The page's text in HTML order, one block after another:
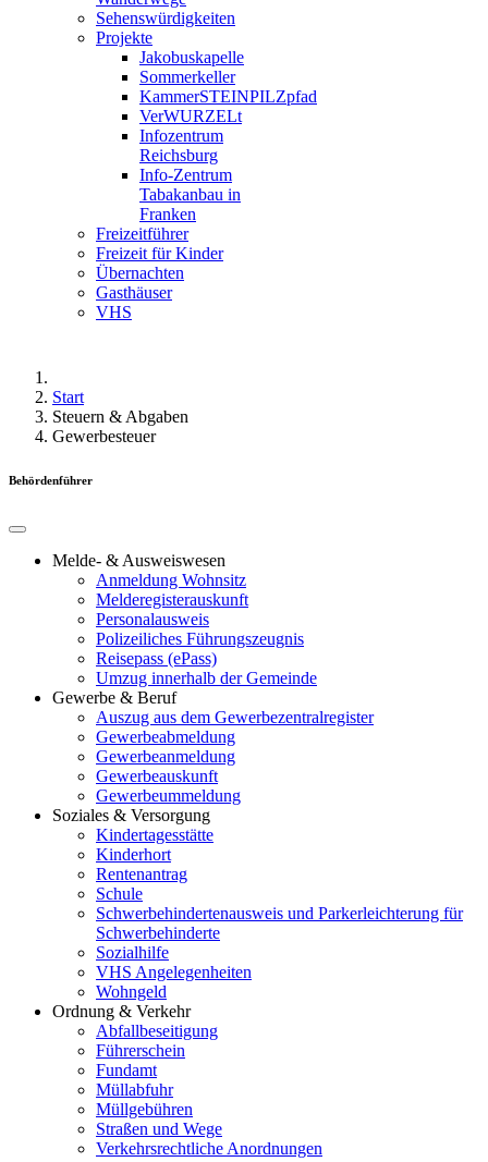
Sehenswürdigkeiten
Projekte
Jakobuskapelle
Sommerkeller
KammerSTEINPILZpfad
VerWURZELt
Infozentrum
Reichsburg
Info-Zentrum
Tabakanbau in
Franken
Freizeitführer
Freizeit für Kinder
Übernachten
Gasthäuser
VHS
Start
Steuern & Abgaben
Gewerbesteuer
Behördenführer
Melde- & Ausweiswesen
Anmeldung Wohnsitz
Melderegisterauskunft
Personalausweis
Polizeiliches Führungszeugnis
Reisepass (ePass)
Umzug innerhalb der Gemeinde
Gewerbe & Beruf
Auszug aus dem Gewerbezentralregister
Gewerbeabmeldung
Gewerbeanmeldung
Gewerbeauskunft
Gewerbeummeldung
Soziales & Versorgung
Kindertagesstätte
Kinderhort
Rentenantrag
Schule
Schwerbehindertenausweis und Parkerleichterung für
Schwerbehinderte
Sozialhilfe
VHS Angelegenheiten
Wohngeld
Ordnung & Verkehr
Abfallbeseitigung
Führerschein
Fundamt
Müllabfuhr
Müllgebühren
Straßen und Wege
Verkehrsrechtliche Anordnungen